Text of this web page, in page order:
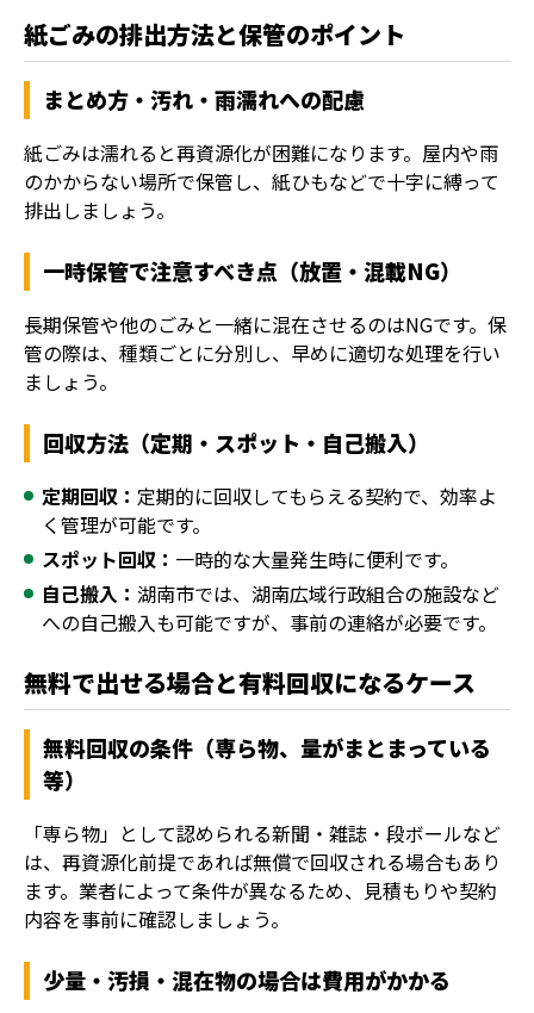
紙ごみの排出方法と保管のポイント
まとめ方・汚れ・雨濡れへの配慮
紙ごみは濡れると再資源化が困難になります。屋内や雨
のかからない場所で保管し、紙ひもなどで十字に縛って
排出しましょう。
一時保管で注意すべき点（放置・混載NG）
長期保管や他のごみと一緒に混在させるのはNGです。保
管の際は、種類ごとに分別し、早めに適切な処理を行い
ましょう。
回収方法（定期・スポット・自己搬入）
定期回収： 定期的に回収してもらえる契約で、効率よ
く管理が可能です。
スポット回収： 一時的な大量発生時に便利です。
自己搬入： 湖南市では、湖南広域行政組合の施設など
への自己搬入も可能ですが、事前の連絡が必要です。
無料で出せる場合と有料回収になるケース
無料回収の条件（専ら物、量がまとまっている
等）
「専ら物」として認められる新聞・雑誌・段ボールなど
は、再資源化前提であれば無償で回収される場合もあり
ます。業者によって条件が異なるため、見積もりや契約
内容を事前に確認しましょう。
少量・汚損・混在物の場合は費用がかかる